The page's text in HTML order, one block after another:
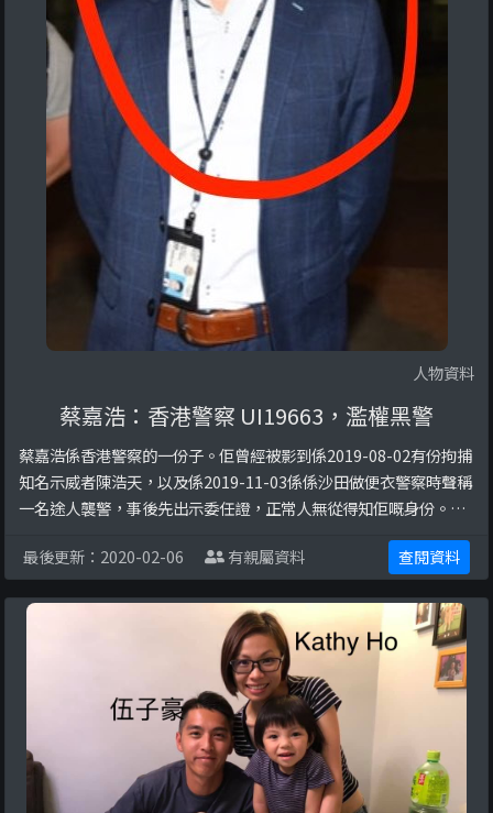
人物資料
蔡嘉浩：香港警察 UI19663，濫權黑警
蔡嘉浩係香港警察的一份子。佢曾經被影到係2019-08-02有份拘捕
知名示威者陳浩天，以及係2019-11-03係係沙田做便衣警察時聲稱
一名途人襲警，事後先出示委任證，正常人無從得知佢嘅身份。以
最後更新：2020-02-06
有親屬資料 查閱資料